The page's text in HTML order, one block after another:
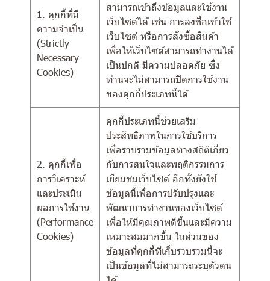
1. คุกกี้ที่มี
ความจำเป็น
(Strictly
Necessary
Cookies)
สามารถเข้าถึงข้อมูลและใช้งาน
เว็บไซต์ได้ เช่น การลงชื่อเข้าใช้
เว็บไซต์ หรือการสั่งซื้อสินค้า
เพื่อให้เว็บไซต์สามารถทำงานได้
เป็นปกติ มีความปลอดภัย ซึ่ง
ท่านจะไม่สามารถปิดการใช้งาน
ของคุกกี้ประเภทนี้ได้
2. คุกกี้เพื่อ
การวิเคราะห์
และประเมิน
ผลการใช้งาน
(Performance
Cookies)
คุกกี้ประเภทนี้ช่วยเสริม
ประสิทธิภาพในการใช้บริการ
เพื่อรวบรวมข้อมูลทางสถิติเกี่ยว
กับการสนใจและพฤติกรรมการ
เยี่ยมชมเว็บไซต์ อีกทั้งยังใช้
ข้อมูลนี้เพื่อการปรับปรุงและ
พัฒนาการทำงานของเว็บไซต์
เพื่อให้มีคุณภาพดีขึ้นและมีความ
เหมาะสมมากขึ้น ในส่วนของ
ข้อมูลที่คุกกี้ที่เก็บรวบรวมนี้จะ
เป็นข้อมูลที่ไม่สามารถระบุตัวตน